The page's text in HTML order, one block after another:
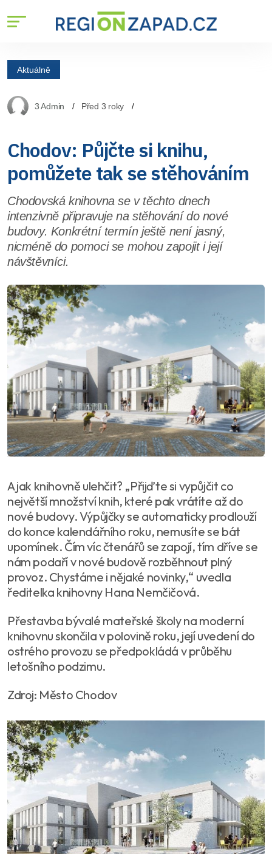
Aktuálně
3 Admin Před 3 roky
Chodov: Půjčte si knihu,
pomůžete tak se stěhováním
Chodovská knihovna se v těchto dnech
intenzivně připravuje na stěhování do nové
budovy. Konkrétní termín ještě není jasný,
nicméně do pomoci se mohou zapojit i její
návštěvníci.
A jak knihovně ulehčit? „Přijďte si vypůjčit co
největší množství knih, které pak vrátíte až do
nové budovy. Výpůjčky se automaticky prodlouží
do konce kalendářního roku, nemusíte se bát
upomínek. Čím víc čtenářů se zapojí, tím dříve se
nám podaří v nové budově rozběhnout plný
provoz. Chystáme i nějaké novinky,“ uvedla
ředitelka knihovny Hana Nemčičová.
Přestavba bývalé mateřské školy na moderní
knihovnu skončila v polovině roku, její uvedení do
ostrého provozu se předpokládá v průběhu
letošního podzimu.
Zdroj: Město Chodov